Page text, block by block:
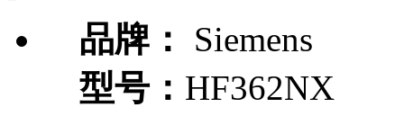
品牌：
Siemens
型号： HF362NX